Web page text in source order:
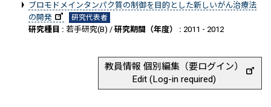
ブロモドメインタンパク質の制御を目的とした新しいがん治療法
の開発
研究代表者
研究種目 : 若手研究(B) / 研究期間（年度） : 2011 - 2012
教員情報 個別編集（要ログイン）
Edit (Log-in required)